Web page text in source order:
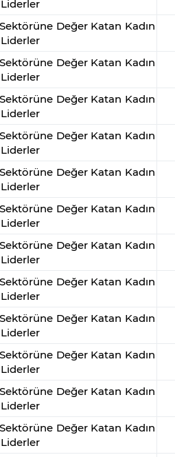
Liderler
Değer Katan Kadın
Liderler
Değer Katan Kadın
Liderler
Değer Katan Kadın
Liderler
Değer Katan Kadın
Liderler
Değer Katan Kadın
Liderler
Değer Katan Kadın
Liderler
Değer Katan Kadın
Liderler
Değer Katan Kadın
Liderler
Değer Katan Kadın
Liderler
Değer Katan Kadın
Liderler
Değer Katan Kadın
Liderler
Değer Katan Kadın
Liderler